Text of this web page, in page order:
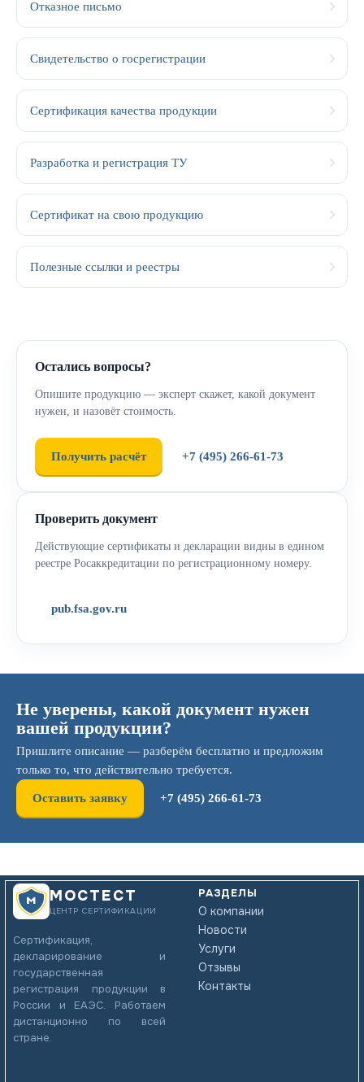
Отказное письмо
Свидетельство о госрегистрации
Сертификация качества продукции
Разработка и регистрация ТУ
Сертификат на свою продукцию
Полезные ссылки и реестры
Остались вопросы?
Опишите продукцию — эксперт скажет, какой документ
нужен, и назовёт стоимость.
Получить расчёт +7 (495) 266-61-73
Проверить документ
Действующие сертификаты и декларации видны в едином
реестре Росаккредитации по регистрационному номеру.
pub.fsa.gov.ru
Не уверены, какой документ нужен
вашей продукции?
Пришлите описание — разберём бесплатно и предложим
только то, что действительно требуется.
Оставить заявку +7 (495) 266-61-73
МОСТЕСТ
ЦЕНТР СЕРТИФИКАЦИИ
Сертификация,
декларирование и
государственная
регистрация продукции в
России и ЕАЭС. Работаем
дистанционно по всей
стране.
РАЗДЕЛЫ
О компании
Новости
Услуги
Отзывы
Контакты